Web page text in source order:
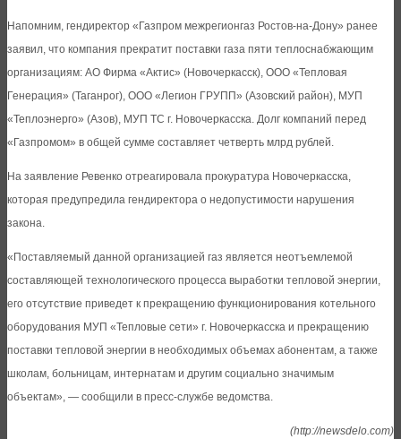
Напомним, гендиректор «Газпром межрегионгаз Ростов-на-Дону» ранее
заявил, что компания прекратит поставки газа пяти теплоснабжающим
организациям: АО Фирма «Актис» (Новочеркасск), ООО «Тепловая
Генерация» (Таганрог), ООО «Легион ГРУПП» (Азовский район), МУП
«Теплоэнерго» (Азов), МУП ТС г. Новочеркасска. Долг компаний перед
«Газпромом» в общей сумме составляет четверть млрд рублей.
На заявление Ревенко отреагировала прокуратура Новочеркасска,
которая предупредила гендиректора о недопустимости нарушения
закона.
«Поставляемый данной организацией газ является неотъемлемой
составляющей технологического процесса выработки тепловой энергии,
его отсутствие приведет к прекращению функционирования котельного
оборудования МУП «Тепловые сети» г. Новочеркасска и прекращению
поставки тепловой энергии в необходимых объемах абонентам, а также
школам, больницам, интернатам и другим социально значимым
объектам», — сообщили в пресс-службе ведомства.
(http://newsdelo.com)